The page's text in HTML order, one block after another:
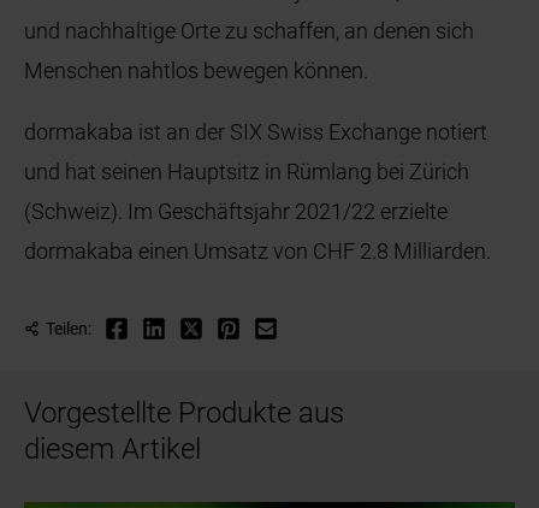
und nachhaltige Orte zu schaffen, an denen sich
Menschen nahtlos bewegen können.
dormakaba ist an der SIX Swiss Exchange notiert
und hat seinen Hauptsitz in Rümlang bei Zürich
(Schweiz). Im Geschäftsjahr 2021/22 erzielte
dormakaba einen Umsatz von CHF 2.8 Milliarden.
Teilen:
Vorgestellte Produkte aus
diesem Artikel